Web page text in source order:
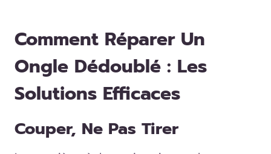
Comment Réparer Un
Ongle Dédoublé : Les
Solutions Efficaces
Couper, Ne Pas Tirer